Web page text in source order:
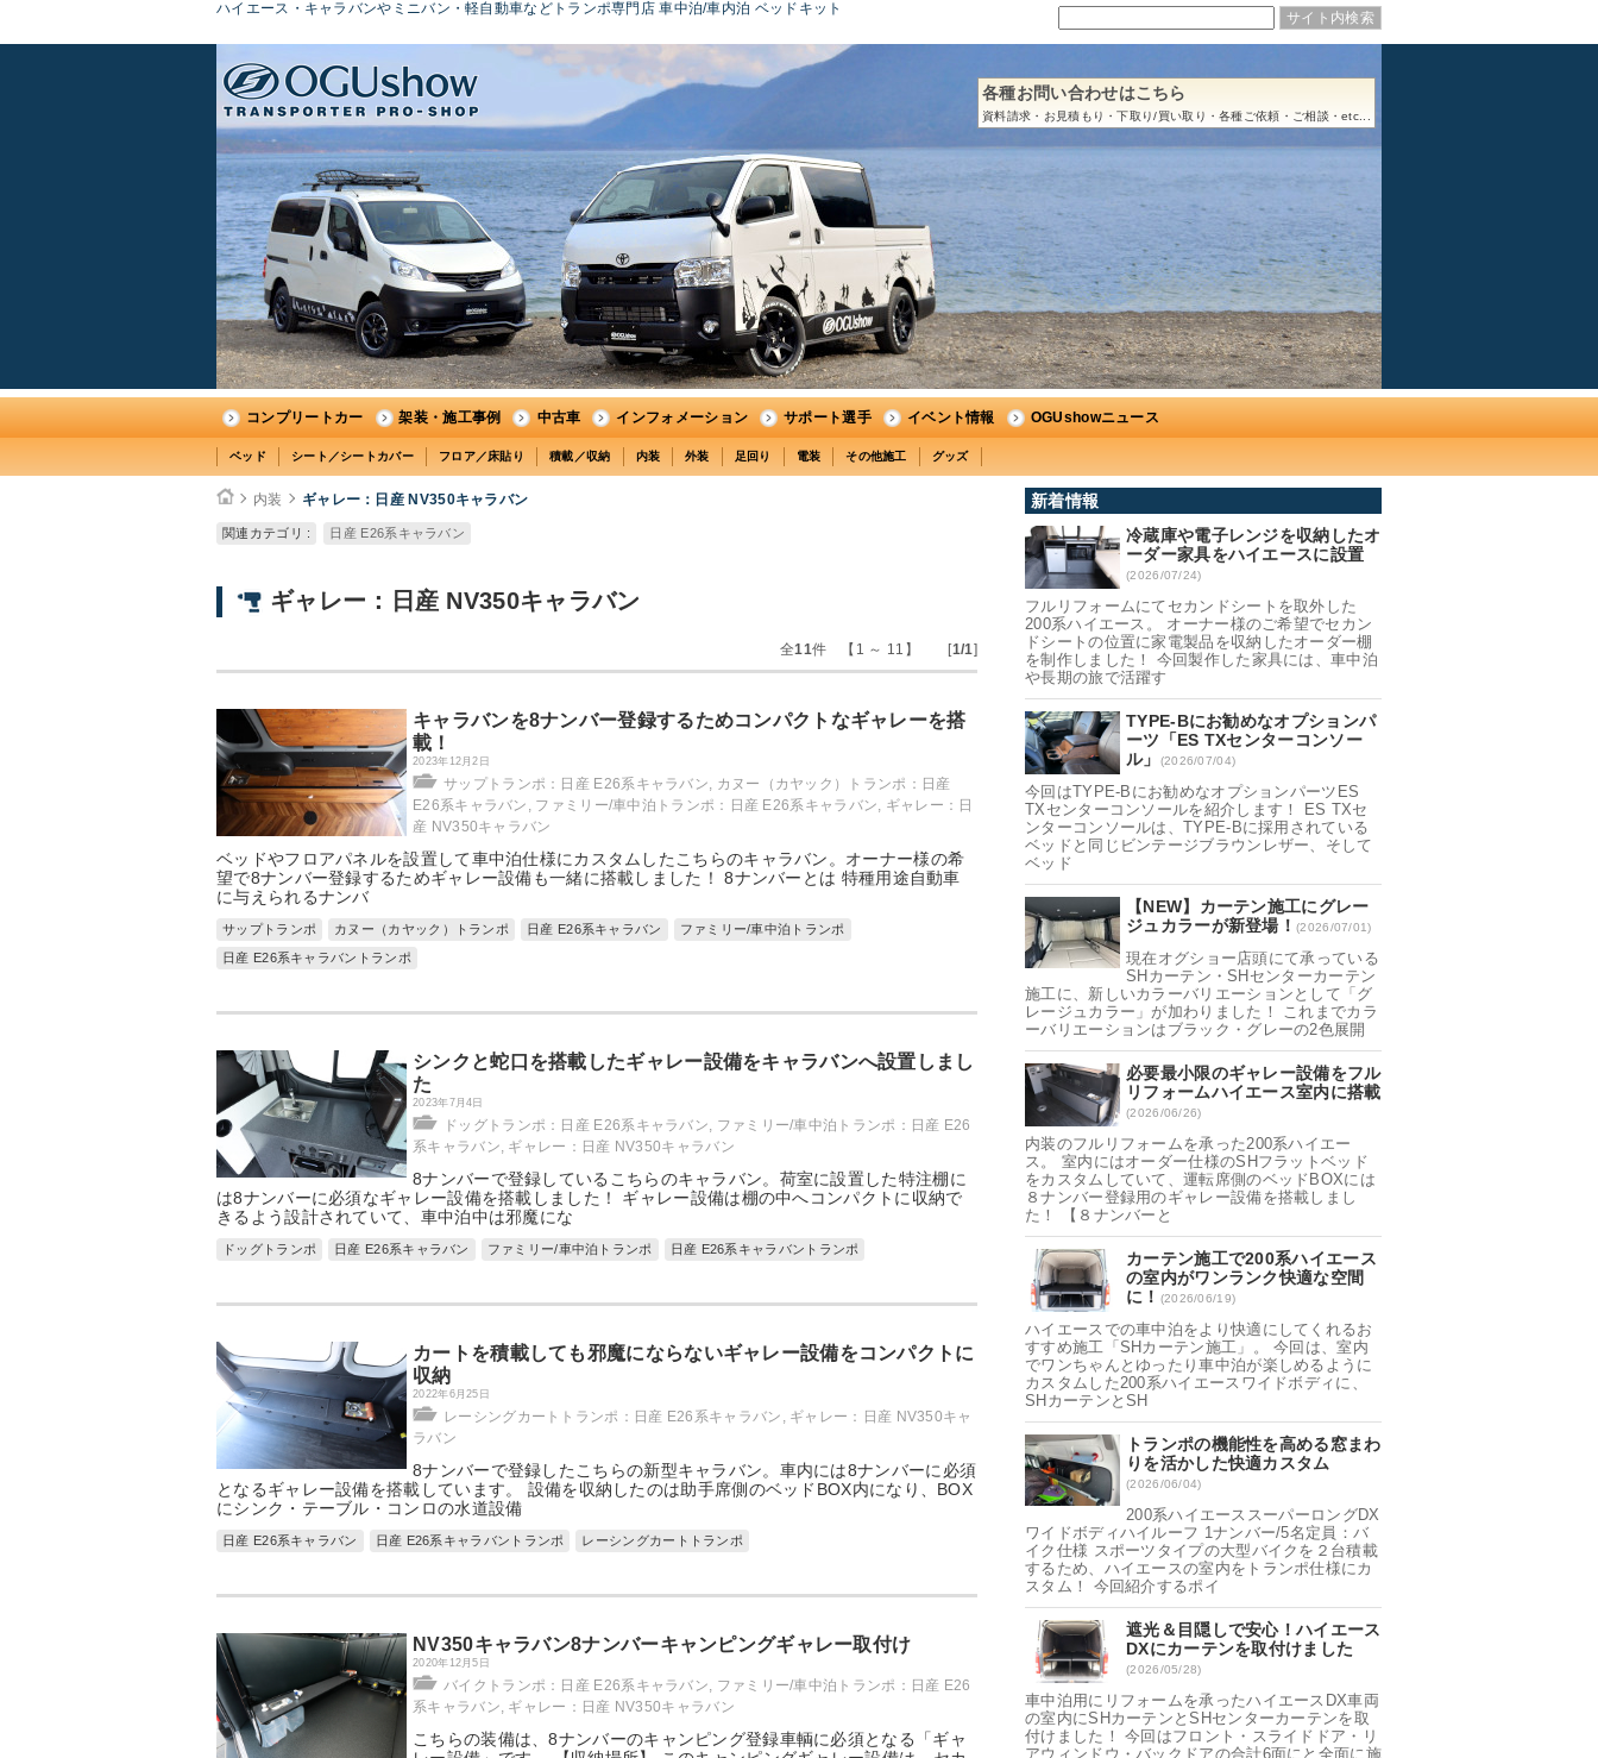
ハイエース・キャラバンやミニバン・軽自動車などトランポ専門店 車中泊/車内泊 ベッドキット
各種お問い合わせはこちら
資料請求・お見積もり・下取り/買い取り・各種ご依頼・ご相談・etc...
コンプリートカー 架装・施工事例 中古車 インフォメーション サポート選手 イベント情報 OGUshowニュース
ベッド シート／シートカバー フロア／床貼り 積載／収納 内装 外装 足回り 電装 その他施工 グッズ
内装 ギャレー：日産 NV350キャラバン
関連カテゴリ : 日産 E26系キャラバン
ギャレー：日産 NV350キャラバン
全11件 【1 ～ 11】 [1/1]
キャラバンを8ナンバー登録するためコンパクトなギャレーを搭
載！
2023年12月2日
サップトランポ：日産 E26系キャラバン, カヌー（カヤック）トランポ：日産
E26系キャラバン , ファミリー/車中泊トランポ：日産 E26系キャラバン, ギャレー：日
産 NV350キャラバン
ベッドやフロアパネルを設置して車中泊仕様にカスタムしたこちらのキャラバン。オーナー様の希
望で8ナンバー登録するためギャレー設備も一緒に搭載しました！ 8ナンバーとは 特種用途自動車
に与えられるナンバ
サップトランポ カヌー（カヤック）トランポ 日産 E26系キャラバン
ファミリー/車中泊トランポ
日産 E26系キャラバントランポ
シンクと蛇口を搭載したギャレー設備をキャラバンへ設置しまし
た
2023年7月4日
ドッグトランポ：日産 E26系キャラバン, ファミリー/車中泊トランポ：日産 E26
系キャラバン, ギャレー：日産 NV350キャラバン
8ナンバーで登録しているこちらのキャラバン。荷室に設置した特注棚に
は8ナンバーに必須なギャレー設備を搭載しました！ ギャレー設備は棚の中へコンパクトに収納で
きるよう設計されていて、車中泊中は邪魔にな
ドッグトランポ 日産 E26系キャラバン ファミリー/車中泊トランポ 日産 E26系キャラバントランポ
カートを積載しても邪魔にならないギャレー設備をコンパクトに
収納
2022年6月25日
レーシングカートトランポ：日産 E26系キャラバン , ギャレー：日産 NV350キャ
ラバン
8ナンバーで登録したこちらの新型キャラバン。車内には8ナンバーに必須
となるギャレー設備を搭載しています。 設備を収納したのは助手席側のベッドBOX内になり、BOX
にシンク・テーブル・コンロの水道設備
日産 E26系キャラバン 日産 E26系キャラバントランポ レーシングカートトランポ
NV350キャラバン8ナンバーキャンピングギャレー取付け
2020年12月5日
バイクトランポ：日産 E26系キャラバン, ファミリー/車中泊トランポ：日産 E26
系キャラバン, ギャレー：日産 NV350キャラバン
こちらの装備は、8ナンバーのキャンピング登録車輌に必須となる「ギャ
新着情報
冷蔵庫や電子レンジを収納したオ
ーダー家具をハイエースに設置
(2026/07/24)
フルリフォームにてセカンドシートを取外した
200系ハイエース。 オーナー様のご希望でセカン
ドシートの位置に家電製品を収納したオーダー棚
を制作しました！ 今回製作した家具には、車中泊
や長期の旅で活躍す
TYPE-Bにお勧めなオプションパ
ーツ「ES TXセンターコンソー
ル」
(2026/07/04)
今回はTYPE-Bにお勧めなオプションパーツES
TXセンターコンソールを紹介します！ ES TXセ
ンターコンソールは、TYPE-Bに採用されている
ベッドと同じビンテージブラウンレザー、そして
ベッド
【NEW】カーテン施工にグレー
ジュカラーが新登場！ (2026/07/01)
現在オグショー店頭にて承っている
SHカーテン・SHセンターカーテン
施工に、新しいカラーバリエーションとして「グ
レージュカラー」が加わりました！ これまでカラ
ーバリエーションはブラック・グレーの2色展開
必要最小限のギャレー設備をフル
リフォームハイエース室内に搭載
(2026/06/26)
内装のフルリフォームを承った200系ハイエー
ス。 室内にはオーダー仕様のSHフラットベッド
をカスタムしていて、運転席側のベッドBOXには
８ナンバー登録用のギャレー設備を搭載しまし
た！ 【８ナンバーと
カーテン施工で200系ハイエース
の室内がワンランク快適な空間
に！ (2026/06/19)
ハイエースでの車中泊をより快適にしてくれるお
すすめ施工「SHカーテン施工」。 今回は、室内
でワンちゃんとゆったり車中泊が楽しめるように
カスタムした200系ハイエースワイドボディに、
SHカーテンとSH
トランポの機能性を高める窓まわ
りを活かした快適カスタム
(2026/06/04)
200系ハイエーススーパーロングDX
ワイドボディハイルーフ 1ナンバー/5名定員：バ
イク仕様 スポーツタイプの大型バイクを２台積載
するため、ハイエースの室内をトランポ仕様にカ
スタム！ 今回紹介するポイ
遮光＆目隠しで安心！ハイエース
DXにカーテンを取付けました
(2026/05/28)
車中泊用にリフォームを承ったハイエースDX車両
の室内にSHカーテンとSHセンターカーテンを取
付けました！ 今回はフロント・スライドドア・リ
アウィンドウ・バックドアの合計6面にと全面に施